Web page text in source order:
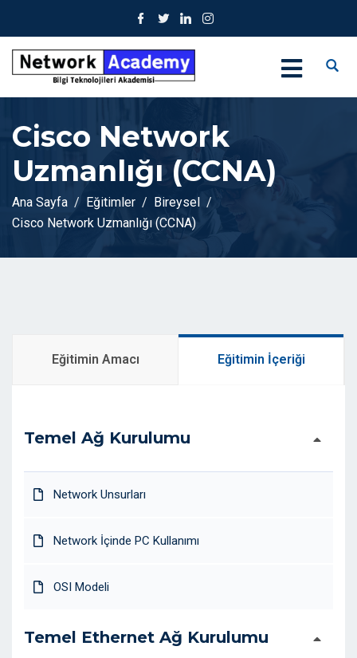
Cisco Network
Uzmanlığı (CCNA)
Ana Sayfa Eğitimler
Bireysel
Cisco Network Uzmanlığı (CCNA)
Eğitimin Amacı Eğitimin İçeriği
Temel Ağ Kurulumu
Network Unsurları
Network İçinde PC Kullanımı
OSI Modeli
Temel Ethernet Ağ Kurulumu